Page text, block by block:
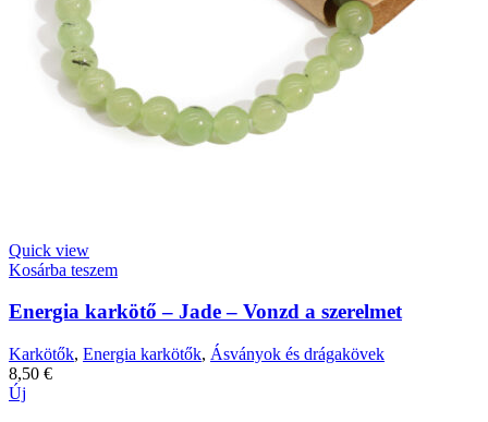
Quick view
Kosárba teszem
Energia karkötő – Jade – Vonzd a szerelmet
Karkötők, Energia karkötők, Ásványok és drágakövek
8,50 €
Új